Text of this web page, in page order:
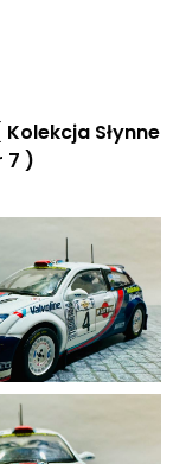
Kolekcja Słynne
7 )